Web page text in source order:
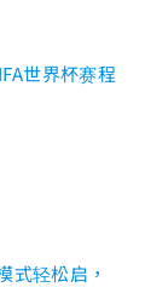
世界杯赛程
式轻松启，